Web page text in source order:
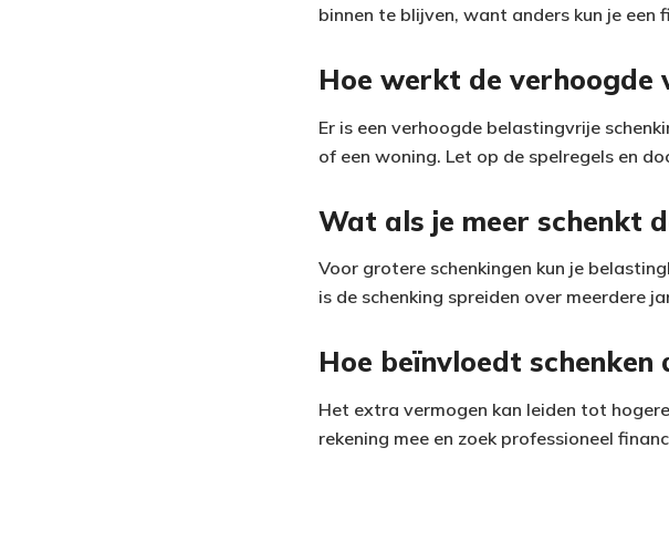
binnen te blijven, want anders kun je een
Hoe werkt de verhoogde
Er is een verhoogde belastingvrije
of een woning. Let op de spelregels en
Wat als je meer schenkt
Voor grotere schenkingen kun je
is de schenking spreiden over meerdere
Hoe beïnvloedt
Het extra vermogen kan leiden tot
rekening mee en zoek professioneel